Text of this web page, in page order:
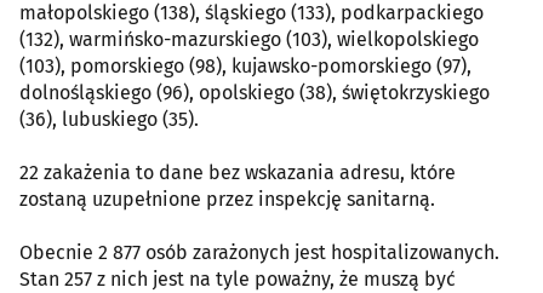
małopolskiego (138), śląskiego (133), podkarpackiego
(132), warmińsko-mazurskiego (103), wielkopolskiego
(103), pomorskiego (98), kujawsko-pomorskiego (97),
dolnośląskiego (96), opolskiego (38), świętokrzyskiego
(36), lubuskiego (35).
22 zakażenia to dane bez wskazania adresu, które
zostaną uzupełnione przez inspekcję sanitarną.
Obecnie 2 877 osób zarażonych jest hospitalizowanych.
Stan 257 z nich jest na tyle poważny, że muszą być